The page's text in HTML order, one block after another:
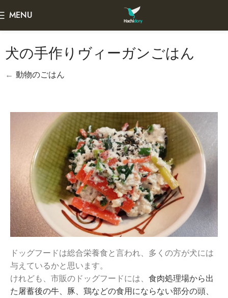
MENU
犬の手作りヴィーガンごはん
← 動物のごはん
ドッグフードは総合栄養食と言われ、多くの方が犬には
与えているかと思います。
けれども、市販のドッグフードには、 食肉処理場から出
た屠蓄後の牛、豚、鶏などの食用にならない部分の頭、